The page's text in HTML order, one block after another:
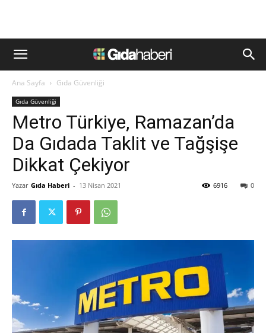
Ana Sayfa Gıda Güvenliği
Gıda Güvenliği
Metro Türkiye, Ramazan’da
Da Gıdada Taklit ve Tağşişe
Dikkat Çekiyor
Yazar Gıda Haberi - 13 Nisan 2021 0
6916